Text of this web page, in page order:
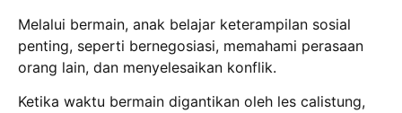
Melalui bermain, anak belajar keterampilan sosial
penting, seperti bernegosiasi, memahami perasaan
orang lain, dan menyelesaikan konflik.
Ketika waktu bermain digantikan oleh les calistung,